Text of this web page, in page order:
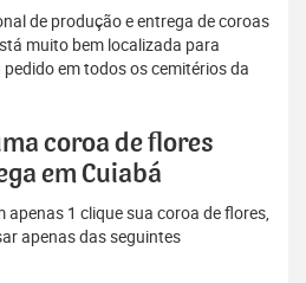
de produção e entrega de coroas
muito bem localizada para
em todos os cemitérios da
coroa de flores
em Cuiabá
1 clique sua coroa de flores,
apenas das seguintes